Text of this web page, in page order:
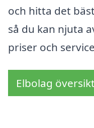
och hitta det
så du kan njuta
priser och
Elbolag översikt